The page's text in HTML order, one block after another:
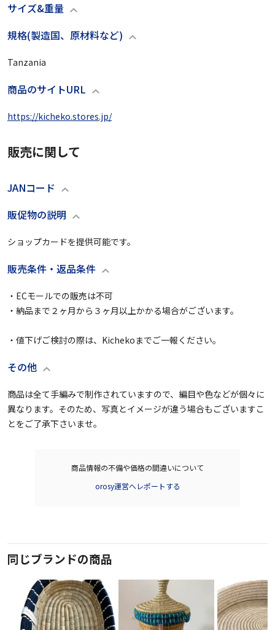
サイズ&重量
規格(製造国、原材料など)
Tanzania
商品のサイトURL
https://kicheko.stores.jp/
販売に関して
JANコード
販促物の説明
ショップカードを提供可能です。
販売条件・返品条件
・ECモールでの販売は不可
・納品まで２ヶ月から３ヶ月以上かかる場合がございます。
・値下げご検討の際は、Kichekoまでご一報ください。
その他
商品は全て手編みで制作されていますので、編目や色などが個々に
異なります。そのため、写真とイメージが違う場合もございますこ
とをご了承下さいませ。
商品情報の不備や価格の間違いについて
orosy運営へレポートする
同じブランドの商品